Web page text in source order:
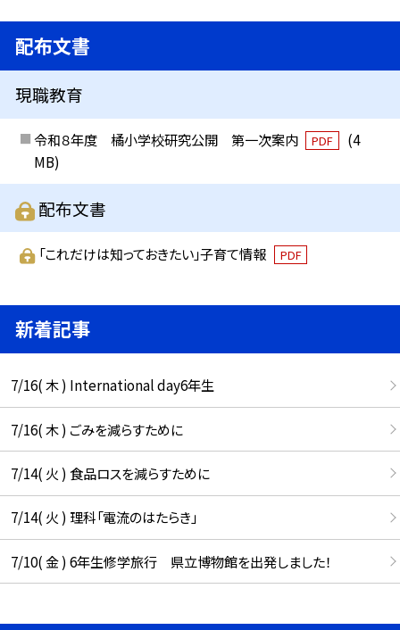
配布文書
現職教育
令和８年度 橘小学校研究公開 第一次案内 PDF
(4
MB)
配布文書
「これだけは知っておきたい」子育て情報 PDF
新着記事
7/16( 木 ) International day6年生
7/16( 木 ) ごみを減らすために
7/14( 火 ) 食品ロスを減らすために
7/14( 火 ) 理科「電流のはたらき」
7/10( 金 ) 6年生修学旅行 県立博物館を出発しました！